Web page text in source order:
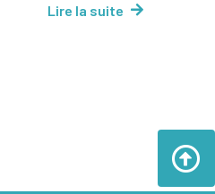
Lire la suite